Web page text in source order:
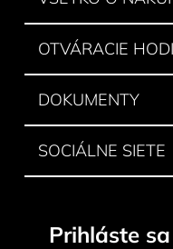
OTVÁRACIE
DOKUMENTY
SOCIÁLNE SIETE
Prihláste